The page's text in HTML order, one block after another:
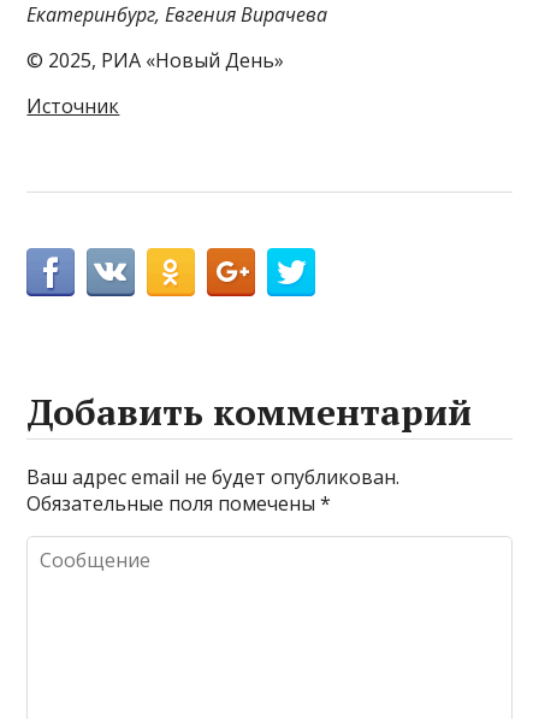
Екатеринбург, Евгения Вирачева
© 2025, РИА «Новый День»
Источник
Добавить комментарий
Ваш адрес email не будет опубликован.
Обязательные поля помечены*